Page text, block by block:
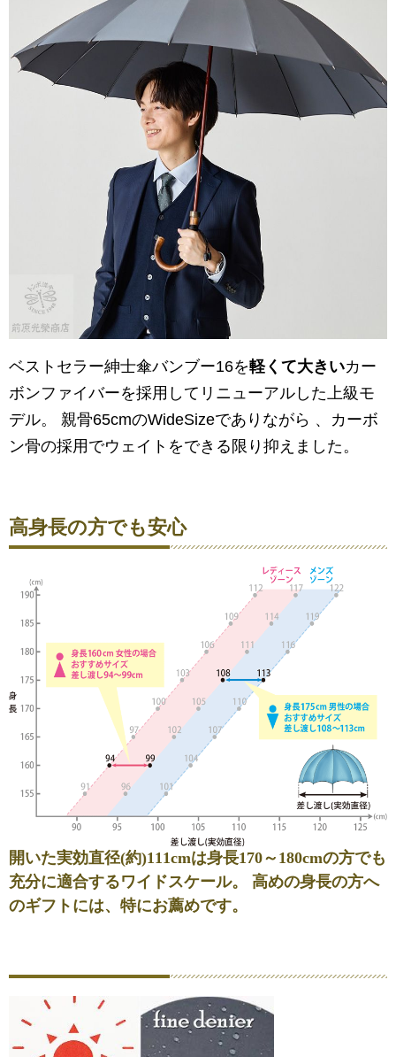
ベストセラー紳士傘バンブー16を軽くて大きいカー
ボンファイバーを採用してリニューアルした上級モ
デル。 親骨65cmのWideSizeでありながら 、カーボ
ン骨の採用でウェイトをできる限り抑えました。
高身長の方でも安心
開いた実効直径(約)111cmは身長170～180cmの方でも
充分に適合するワイドスケール。 高めの身長の方へ
のギフトには、特にお薦めです。